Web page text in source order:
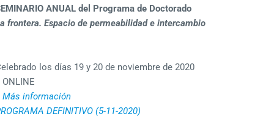
ANUAL del Programa de Doctorado
frontera. Espacio de permeabilidad e intercambio
los días 19 y 20 de noviembre de 2020
Más información
DEFINITIVO (5-11-2020)